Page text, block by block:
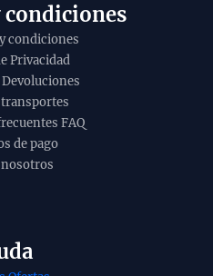
condiciones
Privacidad
FAQ
de pago
nosotros